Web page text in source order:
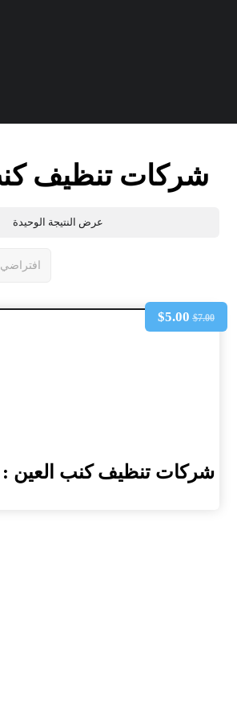
شركات تنظيف
عرض النتيجة الوحيدة
شركات تنظيف كنب العين :
$7.00
$5.00